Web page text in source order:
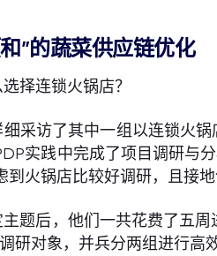
”的蔬菜供应链优化
择连锁火锅店？
细采访了其中一组以连锁火
实践中完成了项目调研与
到火锅店比较好调研，且接
题后，他们一共花费了五
研对象，并兵分两组进行高